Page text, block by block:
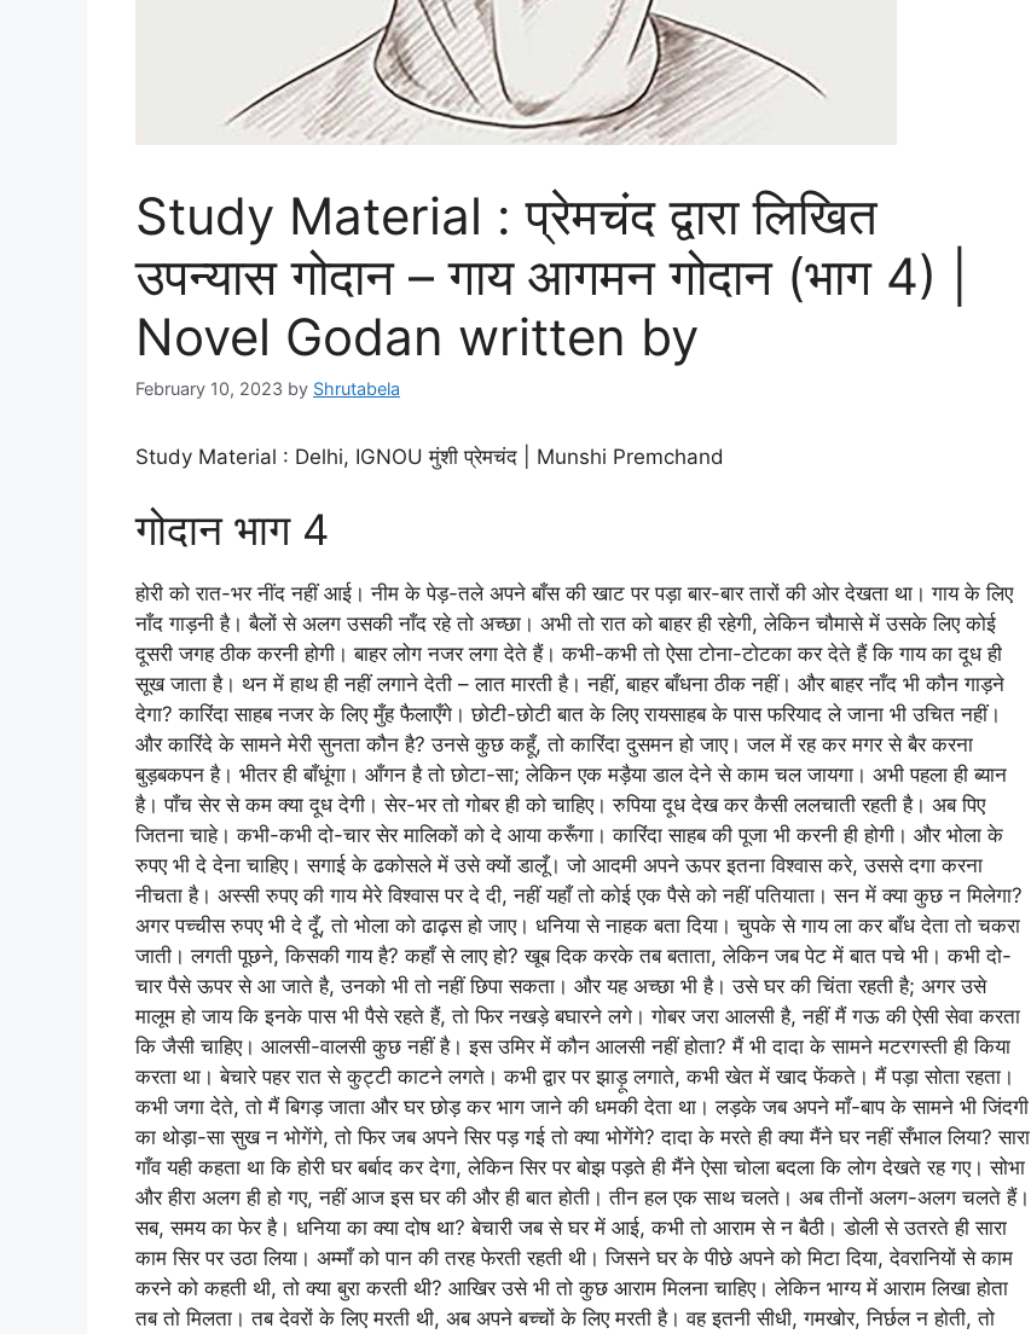
Study Material : प्रेमचंद द्वारा लिखित
उपन्यास गोदान – गाय आगमन गोदान (भाग 4) |
Novel Godan written by
February 10, 2023 by Shrutabela
Study Material : Delhi, IGNOU मुंशी प्रेमचंद | Munshi Premchand
गोदान भाग 4
होरी को रात-भर नींद नहीं आई। नीम के पेड़-तले अपने बाँस की खाट पर पड़ा बार-बार तारों की ओर देखता था। गाय के लिए
नाँद गाड़नी है। बैलों से अलग उसकी नाँद रहे तो अच्छा। अभी तो रात को बाहर ही रहेगी, लेकिन चौमासे में उसके लिए कोई
दूसरी जगह ठीक करनी होगी। बाहर लोग नजर लगा देते हैं। कभी-कभी तो ऐसा टोना-टोटका कर देते हैं कि गाय का दूध ही
सूख जाता है। थन में हाथ ही नहीं लगाने देती – लात मारती है। नहीं, बाहर बाँधना ठीक नहीं। और बाहर नाँद भी कौन गाड़ने
देगा? कारिंदा साहब नजर के लिए मुँह फैलाएँगे। छोटी-छोटी बात के लिए रायसाहब के पास फरियाद ले जाना भी उचित नहीं।
और कारिंदे के सामने मेरी सुनता कौन है? उनसे कुछ कहूँ, तो कारिंदा दुसमन हो जाए। जल में रह कर मगर से बैर करना
बुड़बकपन है। भीतर ही बाँधूंगा। आँगन है तो छोटा-सा; लेकिन एक मड़ैया डाल देने से काम चल जायगा। अभी पहला ही ब्यान
है। पाँच सेर से कम क्या दूध देगी। सेर-भर तो गोबर ही को चाहिए। रुपिया दूध देख कर कैसी ललचाती रहती है। अब पिए
जितना चाहे। कभी-कभी दो-चार सेर मालिकों को दे आया करूँगा। कारिंदा साहब की पूजा भी करनी ही होगी। और भोला के
रुपए भी दे देना चाहिए। सगाई के ढकोसले में उसे क्यों डालूँ। जो आदमी अपने ऊपर इतना विश्वास करे, उससे दगा करना
नीचता है। अस्सी रुपए की गाय मेरे विश्वास पर दे दी, नहीं यहाँ तो कोई एक पैसे को नहीं पतियाता। सन में क्या कुछ न मिलेगा?
अगर पच्चीस रुपए भी दे दूँ, तो भोला को ढाढ़स हो जाए। धनिया से नाहक बता दिया। चुपके से गाय ला कर बाँध देता तो चकरा
जाती। लगती पूछने, किसकी गाय है? कहाँ से लाए हो? खूब दिक करके तब बताता, लेकिन जब पेट में बात पचे भी। कभी दो-
चार पैसे ऊपर से आ जाते है, उनको भी तो नहीं छिपा सकता। और यह अच्छा भी है। उसे घर की चिंता रहती है; अगर उसे
मालूम हो जाय कि इनके पास भी पैसे रहते हैं, तो फिर नखड़े बघारने लगे। गोबर जरा आलसी है, नहीं मैं गऊ की ऐसी सेवा करता
कि जैसी चाहिए। आलसी-वालसी कुछ नहीं है। इस उमिर में कौन आलसी नहीं होता? मैं भी दादा के सामने मटरगस्ती ही किया
करता था। बेचारे पहर रात से कुट्टी काटने लगते। कभी द्वार पर झाड़ू लगाते, कभी खेत में खाद फेंकते। मैं पड़ा सोता रहता।
कभी जगा देते, तो मैं बिगड़ जाता और घर छोड़ कर भाग जाने की धमकी देता था। लड़के जब अपने माँ-बाप के सामने भी जिंदगी
का थोड़ा-सा सुख न भोगेंगे, तो फिर जब अपने सिर पड़ गई तो क्या भोगेंगे? दादा के मरते ही क्या मैंने घर नहीं सँभाल लिया? सारा
गाँव यही कहता था कि होरी घर बर्बाद कर देगा, लेकिन सिर पर बोझ पड़ते ही मैंने ऐसा चोला बदला कि लोग देखते रह गए। सोभा
और हीरा अलग ही हो गए, नहीं आज इस घर की और ही बात होती। तीन हल एक साथ चलते। अब तीनों अलग-अलग चलते हैं।
सब, समय का फेर है। धनिया का क्या दोष था? बेचारी जब से घर में आई, कभी तो आराम से न बैठी। डोली से उतरते ही सारा
काम सिर पर उठा लिया। अम्माँ को पान की तरह फेरती रहती थी। जिसने घर के पीछे अपने को मिटा दिया, देवरानियों से काम
करने को कहती थी, तो क्या बुरा करती थी? आखिर उसे भी तो कुछ आराम मिलना चाहिए। लेकिन भाग्य में आराम लिखा होता
तब तो मिलता। तब देवरों के लिए मरती थी, अब अपने बच्चों के लिए मरती है। वह इतनी सीधी, गमखोर, निर्छल न होती, तो